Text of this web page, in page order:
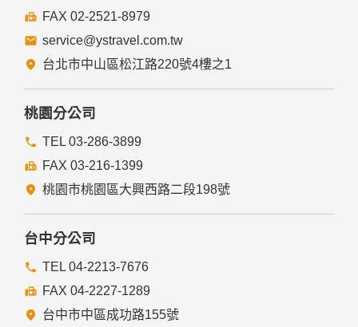
FAX 02-2521-8979
service@ystravel.com.tw
台北市中山區松江路220號4樓之1
桃園分公司
TEL 03-286-3899
FAX 03-216-1399
桃園市桃園區大興西路二段198號
台中分公司
TEL 04-2213-7676
FAX 04-2227-1289
台中市中區成功路155號